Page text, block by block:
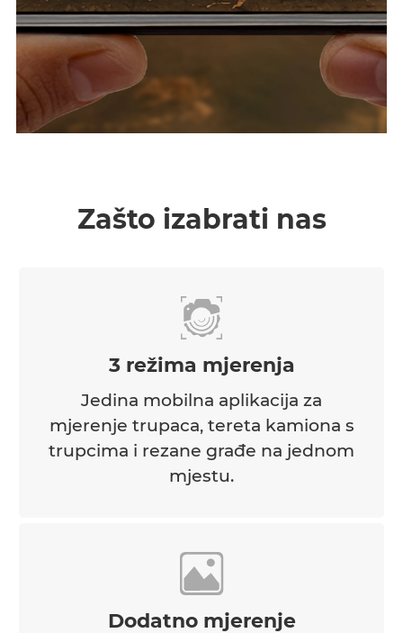
Zašto izabrati nas
3 režima mjerenja
Jedina mobilna aplikacija za
mjerenje trupaca, tereta kamiona s
trupcima i rezane građe na jednom
mjestu.
Dodatno mjerenje